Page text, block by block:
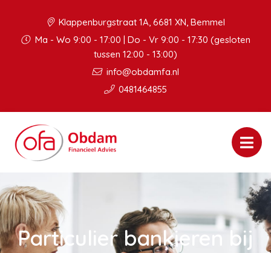
Klappenburgstraat 1A, 6681 XN, Bemmel
Ma - Wo 9:00 - 17:00 | Do - Vr 9:00 - 17:30 (gesloten
tussen 12:00 - 13:00)
info@obdamfa.nl
0481464855
Particulier bankieren bij